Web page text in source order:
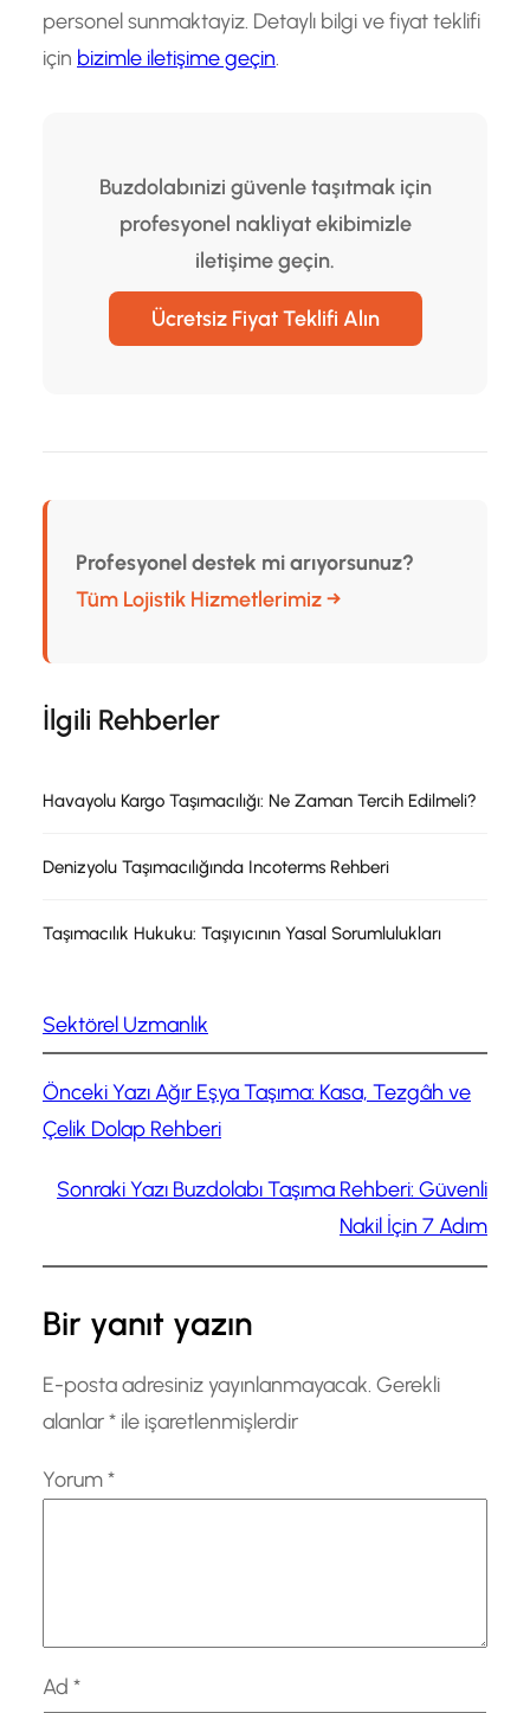
personel sunmaktayiz. Detaylı bilgi ve fiyat teklifi
için bizimle iletişime geçin.
Buzdolabınizi güvenle taşıtmak için
profesyonel nakliyat ekibimizle
iletişime geçin.
Ücretsiz Fiyat Teklifi Alın
Profesyonel destek mi arıyorsunuz?
Tüm Lojistik Hizmetlerimiz →
İlgili Rehberler
Havayolu Kargo Taşımacılığı: Ne Zaman Tercih Edilmeli?
Denizyolu Taşımacılığında Incoterms Rehberi
Taşımacılık Hukuku: Taşıyıcının Yasal Sorumlulukları
Sektörel Uzmanlık
Önceki YazıAğır Eşya Taşıma: Kasa, Tezgâh ve
Çelik Dolap Rehberi
Sonraki Yazı Buzdolabı Taşıma Rehberi: Güvenli
Nakil İçin 7 Adım
Bir yanıt yazın
E-posta adresiniz yayınlanmayacak. Gerekli
alanlar* ile işaretlenmişlerdir
Yorum*
Ad *